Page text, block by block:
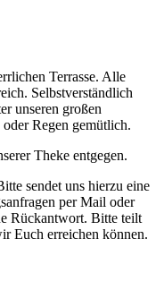
Terrasse. Alle
Selbstverständlich
unseren großen
Regen gemütlich.
Theke entgegen.
sendet uns hierzu eine
per Mail oder
Rückantwort. Bitte teilt
Euch erreichen können.